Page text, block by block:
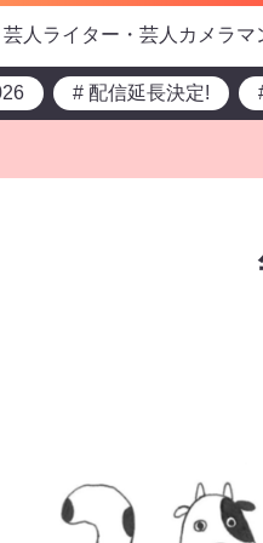
芸人ライター・芸人カメラマ
# 配信延長決定!